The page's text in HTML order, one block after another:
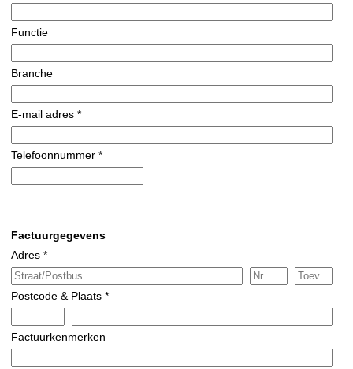
Functie
Branche
E-mail adres *
Telefoonnummer *
Factuurgegevens
Adres *
Postcode & Plaats *
Factuurkenmerken